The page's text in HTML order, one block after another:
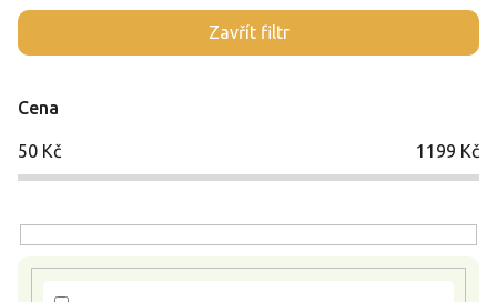
Zavřít filtr
Cena
50 Kč 1199 Kč
V
ý
s
p
u